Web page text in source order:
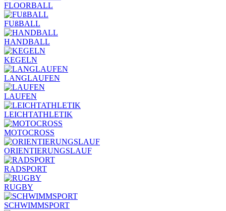
FLOORBALL
FUßBALL
HANDBALL
KEGELN
LANGLAUFEN
LAUFEN
LEICHTATHLETIK
MOTOCROSS
ORIENTIERUNGSLAUF
RADSPORT
RUGBY
SCHWIMMSPORT